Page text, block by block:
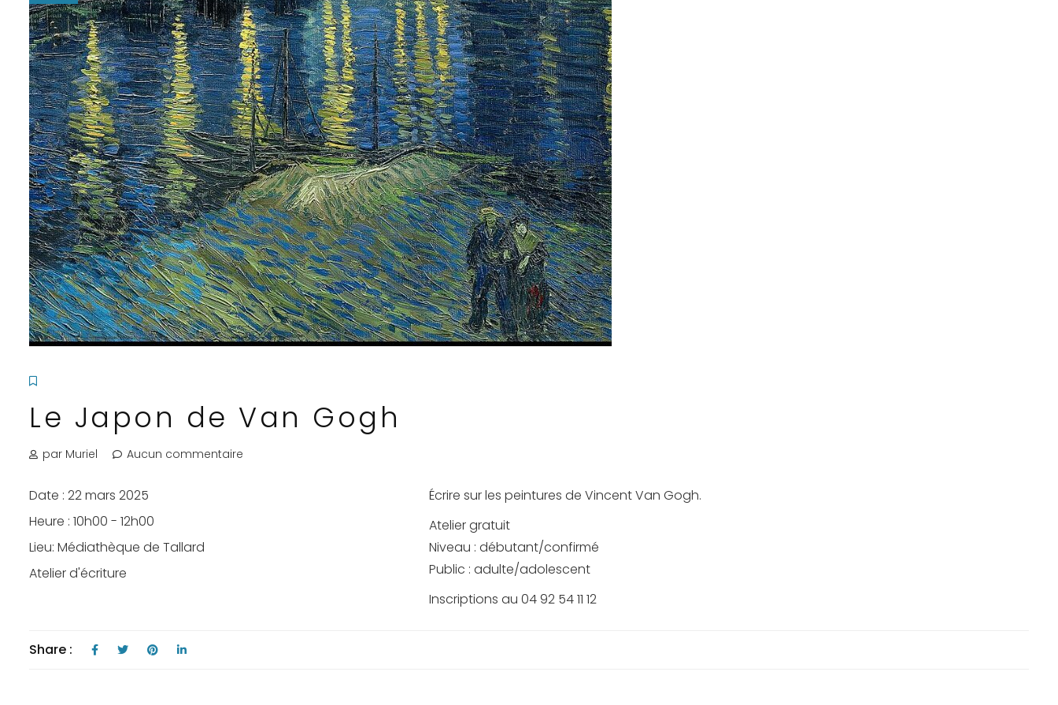
Le Japon de Van Gogh
par Muriel Aucun commentaire
Date : 22 mars 2025
Heure : 10h00 - 12h00
Lieu: Médiathèque de Tallard
Atelier d'écriture
Écrire sur les peintures de Vincent Van Gogh.
Atelier gratuit
Niveau : débutant/confirmé
Public : adulte/adolescent
Inscriptions au 04 92 54 11 12
Share :